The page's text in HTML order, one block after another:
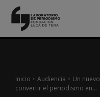
Inicio Audiencia
Un
convertir el periodismo en...